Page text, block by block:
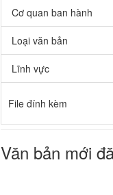
Cơ quan ban hành
Loại văn bản
Lĩnh vực
File đính kèm
Văn bản mới